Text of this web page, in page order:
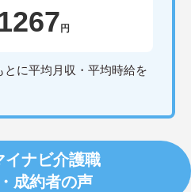
円
に平均月収・平均時給を
イナビ介護職
成約者の声